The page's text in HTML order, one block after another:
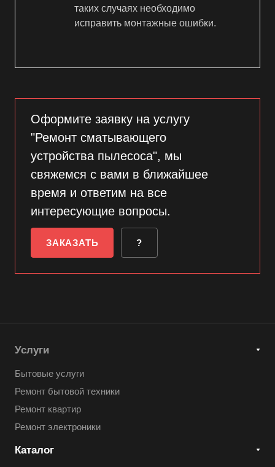
таких случаях необходимо
исправить монтажные ошибки.
Оформите заявку на услугу
"Ремонт сматывающего
устройства пылесоса", мы
свяжемся с вами в ближайшее
время и ответим на все
интересующие вопросы.
ЗАКАЗАТЬ ?
Услуги
Бытовые услуги
Ремонт бытовой техники
Ремонт квартир
Ремонт электроники
Каталог